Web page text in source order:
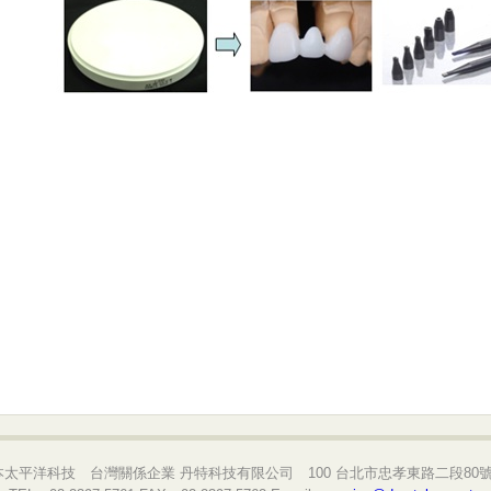
太平洋科技 台灣關係企業 丹特科技有限公司 100 台北市忠孝東路二段80